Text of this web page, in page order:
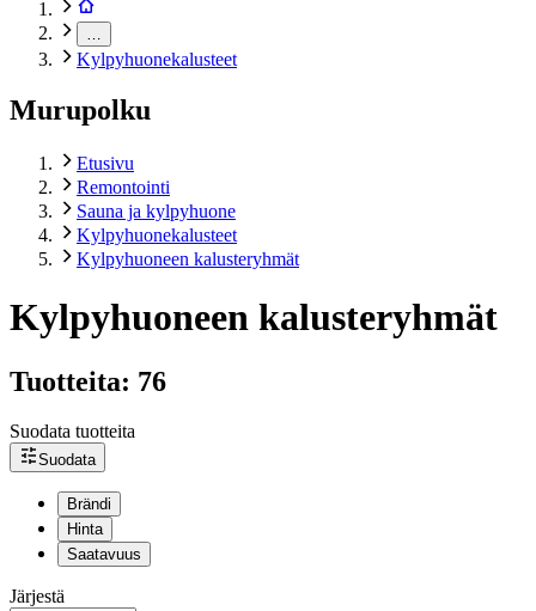
Kylpyhuonekalusteet
Murupolku
Etusivu
Remontointi
Sauna ja kylpyhuone
Kylpyhuonekalusteet
Kylpyhuoneen kalusteryhmät
Kylpyhuoneen kalusteryhmät
Tuotteita: 76
Suodata tuotteita
Suodata
Brändi
Hinta
Saatavuus
Järjestä